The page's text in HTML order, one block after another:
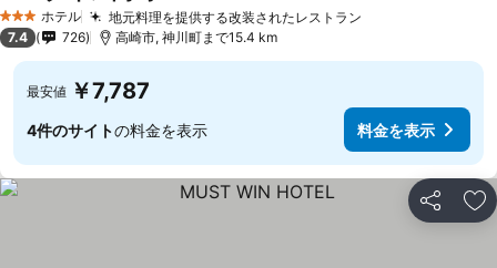
3 ホテルのランク
ホテル 地元料理を提供する改装されたレストラン
7.4 726 高崎市, 神川町まで15.4 km
最安値 ￥7,787
4件のサイトの料金を表示 料金を表示
シェア お